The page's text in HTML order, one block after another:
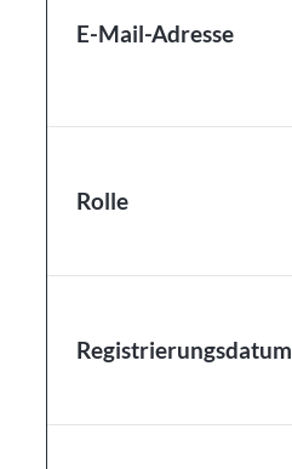
E-Mail-Adresse
Rolle
Registrierungsdatum